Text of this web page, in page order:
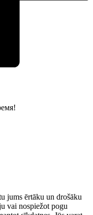
jums ērtāku un drošāku
vai nospiežot pogu